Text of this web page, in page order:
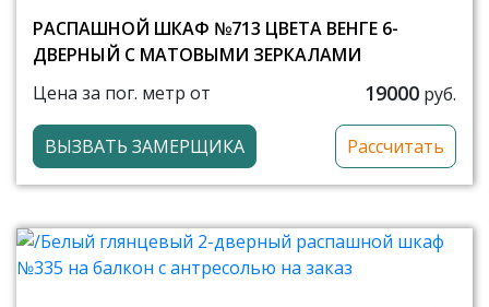
РАСПАШНОЙ ШКАФ №713 ЦВЕТА ВЕНГЕ 6-
ДВЕРНЫЙ С МАТОВЫМИ ЗЕРКАЛАМИ
Цена за пог. метр от
19000 руб.
ВЫЗВАТЬ ЗАМЕРЩИКА Рассчитать